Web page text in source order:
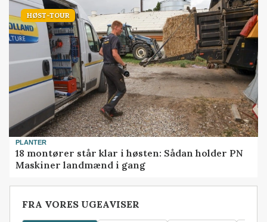
HØST-TOUR
PLANTER
18 montører står klar i høsten: Sådan holder PN
Maskiner landmænd i gang
FRA VORES UGEAVISER